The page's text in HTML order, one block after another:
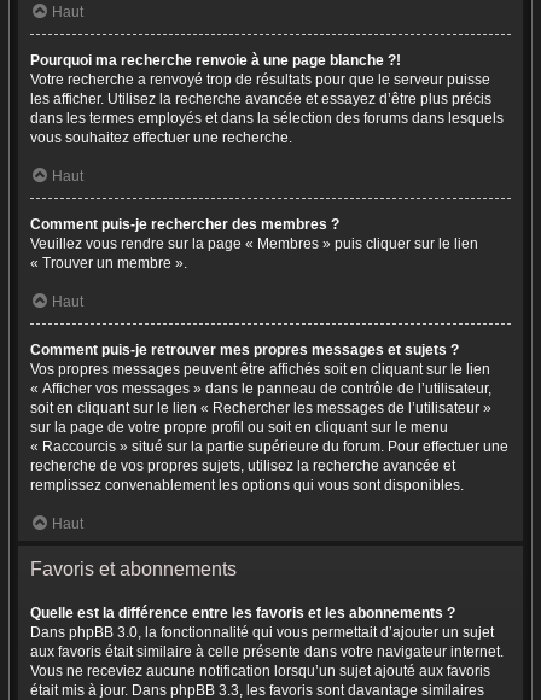
Haut
Pourquoi ma recherche renvoie à une page blanche ?!
Votre recherche a renvoyé trop de résultats pour que le serveur puisse
les afficher. Utilisez la recherche avancée et essayez d’être plus précis
dans les termes employés et dans la sélection des forums dans lesquels
vous souhaitez effectuer une recherche.
Haut
Comment puis-je rechercher des membres ?
Veuillez vous rendre sur la page « Membres » puis cliquer sur le lien
« Trouver un membre ».
Haut
Comment puis-je retrouver mes propres messages et sujets ?
Vos propres messages peuvent être affichés soit en cliquant sur le lien
« Afficher vos messages » dans le panneau de contrôle de l’utilisateur,
soit en cliquant sur le lien « Rechercher les messages de l’utilisateur »
sur la page de votre propre profil ou soit en cliquant sur le menu
« Raccourcis » situé sur la partie supérieure du forum. Pour effectuer une
recherche de vos propres sujets, utilisez la recherche avancée et
remplissez convenablement les options qui vous sont disponibles.
Haut
Favoris et abonnements
Quelle est la différence entre les favoris et les abonnements ?
Dans phpBB 3.0, la fonctionnalité qui vous permettait d’ajouter un sujet
aux favoris était similaire à celle présente dans votre navigateur internet.
Vous ne receviez aucune notification lorsqu’un sujet ajouté aux favoris
était mis à jour. Dans phpBB 3.3, les favoris sont davantage similaires